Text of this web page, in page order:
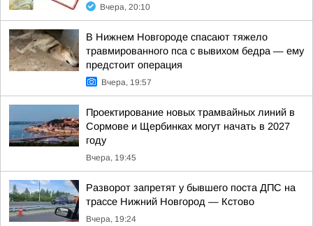
Вчера, 20:10
В Нижнем Новгороде спасают тяжело
травмированного пса с вывихом бедра — ему
предстоит операция
Вчера, 19:57
Проектирование новых трамвайных линий в
Сормове и Щербинках могут начать в 2027
году
Вчера, 19:45
Разворот запретят у бывшего поста ДПС на
трассе Нижний Новгород — Кстово
Вчера, 19:24